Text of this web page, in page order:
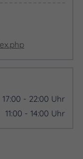
17:00 - 22:00 Uhr
11:00 - 14:00 Uhr